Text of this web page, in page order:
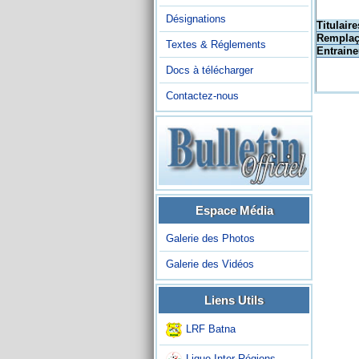
Désignations
Textes & Réglements
Docs à télécharger
Contactez-nous
Espace Média
Galerie des Photos
Galerie des Vidéos
Liens Utils
LRF Batna